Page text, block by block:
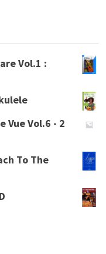
Vol.1 :
Vue Vol.6 - 2
To The